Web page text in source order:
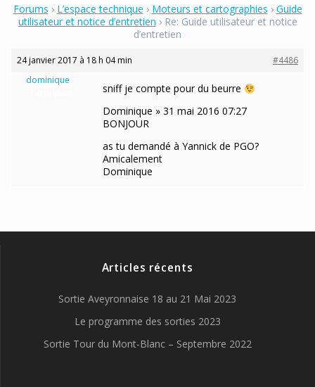
Forums › L’espace technique › Moteurs et cartographies › Guide
utilisateur et notice d’entretien › Re: Guide utilisateur et notice
d’entretien
24 janvier 2017 à 18 h 04 min
#4486
dominique
sniff je compte pour du beurre
Dominique » 31 mai 2016 07:27
BONJOUR
as tu demandé à Yannick de PGO?
Amicalement
Dominique
Articles récents
Sortie Aveyronnaise 18 au 21 Mai 2023
Le programme des sorties 2023
Sortie Tour du Mont-Blanc – Septembre 2022